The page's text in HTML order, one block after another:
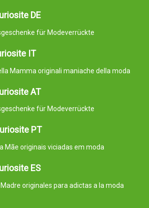
DE
für Modeverrückte
IT
Mamma originali maniache della moda
AT
für Modeverrückte
PT
Mãe originais viciadas em moda
ES
Madre originales para adictas a la moda